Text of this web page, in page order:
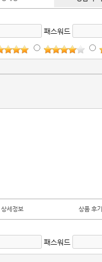
패스워드
상세정보 상품 후
패스워드